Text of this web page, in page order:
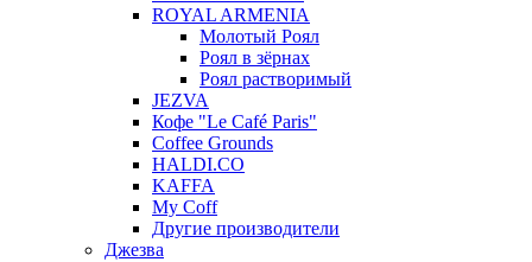
ROYAL ARMENIA
Молотый Роял
Роял в зёрнах
Роял растворимый
JEZVA
Кофе "Le Café Paris"
Coffee Grounds
HALDI.CO
KAFFA
My Coff
Другие производители
Джезва